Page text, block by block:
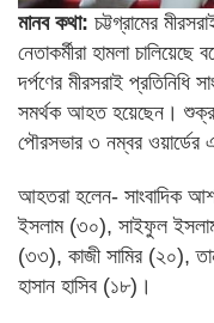
মানব কথা: চট্টগ্রামের
নেতাকর্মীরা হামলা
দর্পণের মীরসরাই প্রতিনিধি
সমর্থক আহত হয়েছেন।
পৌরসভার ৩ নম্বর ওয়ার্ডের
আহতরা হলেন- সাংবাদিক
ইসলাম (৩০), সাইফুল
(৩৩), কাজী সামির (২০),
হাসান হাসিব (১৮)।